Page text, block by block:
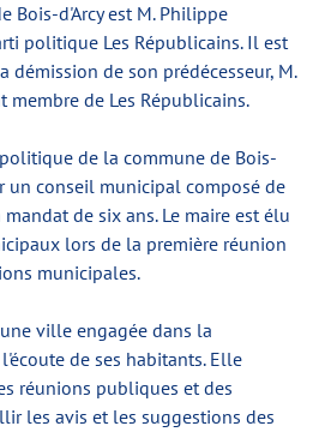
Bois-d'Arcy est M. Philippe
politique Les Républicains. Il est
démission de son prédécesseur, M.
membre de Les Républicains.
de la commune de Bois-
un conseil municipal composé de
de six ans. Le maire est élu
lors de la première réunion
municipales.
ville engagée dans la
de ses habitants. Elle
réunions publiques et des
les avis et les suggestions des